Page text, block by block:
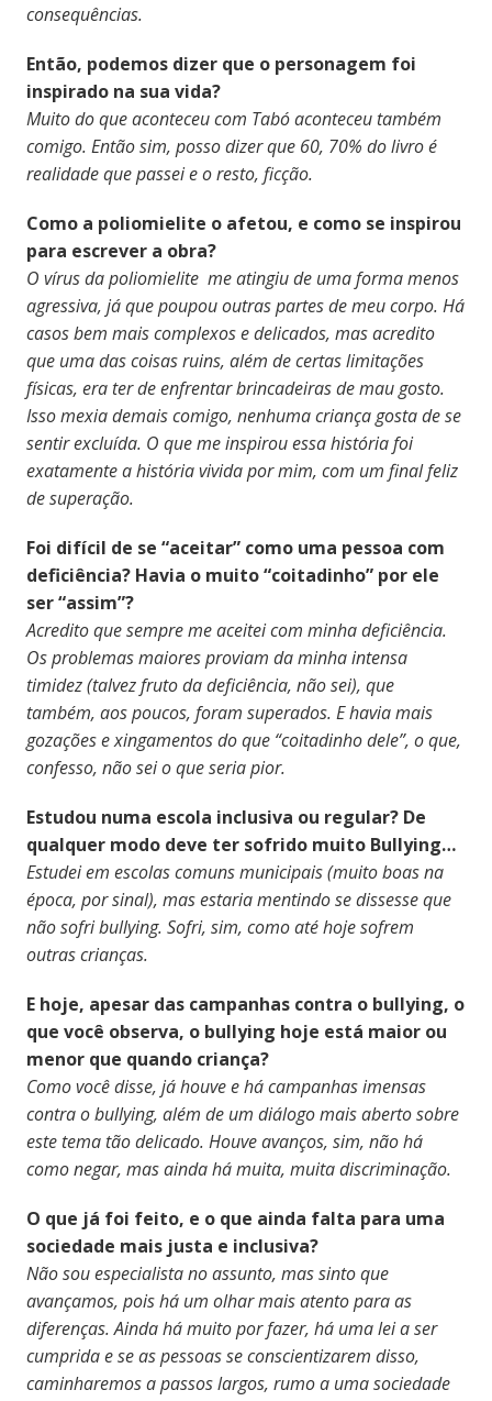
consequências.
Então, podemos dizer que o personagem foi
inspirado na sua vida?
Muito do que aconteceu com Tabó aconteceu também
comigo. Então sim, posso dizer que 60, 70% do livro é
realidade que passei e o resto, ficção.
Como a poliomielite o afetou, e como se inspirou
para escrever a obra?
O vírus da poliomielite me atingiu de uma forma menos
agressiva, já que poupou outras partes de meu corpo. Há
casos bem mais complexos e delicados, mas acredito
que uma das coisas ruins, além de certas limitações
físicas, era ter de enfrentar brincadeiras de mau gosto.
Isso mexia demais comigo, nenhuma criança gosta de se
sentir excluída. O que me inspirou essa história foi
exatamente a história vivida por mim, com um final feliz
de superação.
Foi difícil de se “aceitar” como uma pessoa com
deficiência? Havia o muito “coitadinho” por ele
ser “assim”?
Acredito que sempre me aceitei com minha deficiência.
Os problemas maiores proviam da minha intensa
timidez (talvez fruto da deficiência, não sei), que
também, aos poucos, foram superados. E havia mais
gozações e xingamentos do que “coitadinho dele”, o que,
confesso, não sei o que seria pior.
Estudou numa escola inclusiva ou regular? De
qualquer modo deve ter sofrido muito Bullying…
Estudei em escolas comuns municipais (muito boas na
época, por sinal), mas estaria mentindo se dissesse que
não sofri bullying. Sofri, sim, como até hoje sofrem
outras crianças.
E hoje, apesar das campanhas contra o bullying, o
que você observa, o bullying hoje está maior ou
menor que quando criança?
Como você disse, já houve e há campanhas imensas
contra o bullying, além de um diálogo mais aberto sobre
este tema tão delicado. Houve avanços, sim, não há
como negar, mas ainda há muita, muita discriminação.
O que já foi feito, e o que ainda falta para uma
sociedade mais justa e inclusiva?
Não sou especialista no assunto, mas sinto que
avançamos, pois há um olhar mais atento para as
diferenças. Ainda há muito por fazer, há uma lei a ser
cumprida e se as pessoas se conscientizarem disso,
caminharemos a passos largos, rumo a uma sociedade